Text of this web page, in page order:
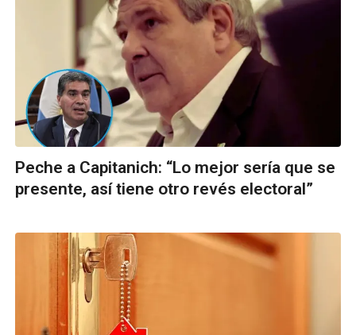
Peche a Capitanich: “Lo mejor sería que se
presente, así tiene otro revés electoral”